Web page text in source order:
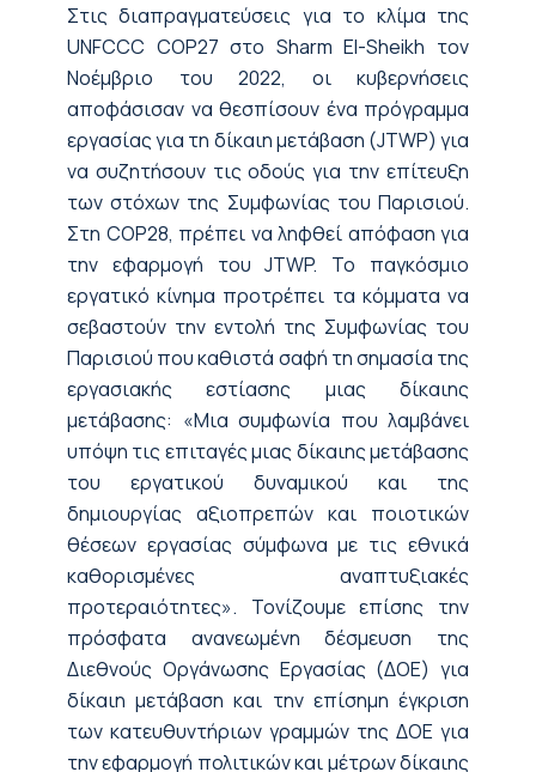
Στις διαπραγματεύσεις για το κλίμα της
UNFCCC COP27 στο Sharm El-Sheikh τον
Νοέμβριο του 2022, οι κυβερνήσεις
αποφάσισαν να θεσπίσουν ένα πρόγραμμα
εργασίας για τη δίκαιη μετάβαση (JTWP) για
να συζητήσουν τις οδούς για την επίτευξη
των στόχων της Συμφωνίας του Παρισιού.
Στη COP28, πρέπει να ληφθεί απόφαση για
την εφαρμογή του JTWP. Το παγκόσμιο
εργατικό κίνημα προτρέπει τα κόμματα να
σεβαστούν την εντολή της Συμφωνίας του
Παρισιού που καθιστά σαφή τη σημασία της
εργασιακής εστίασης μιας δίκαιης
μετάβασης: «Μια συμφωνία που λαμβάνει
υπόψη τις επιταγές μιας δίκαιης μετάβασης
του εργατικού δυναμικού και της
δημιουργίας αξιοπρεπών και ποιοτικών
θέσεων εργασίας σύμφωνα με τις εθνικά
καθορισμένες αναπτυξιακές
προτεραιότητες». Τονίζουμε επίσης την
πρόσφατα ανανεωμένη δέσμευση της
Διεθνούς Οργάνωσης Εργασίας (ΔΟΕ) για
δίκαιη μετάβαση και την επίσημη έγκριση
των κατευθυντήριων γραμμών της ΔΟΕ για
την εφαρμογή πολιτικών και μέτρων δίκαιης